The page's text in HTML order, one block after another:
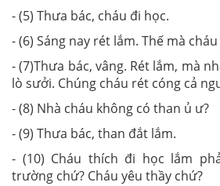
- (5) Thưa bác, cháu đi học.
- (6) Sáng nay rét lắm. Thế mà
- (7)Thưa bác, vâng. Rét lắm, mà
lò sưởi. Chúng cháu rét cóng cả
- (8) Nhà cháu không có than ủ ư?
- (9) Thưa bác, than đắt lắm.
- (10) Cháu thích đi học lắm
trường chứ? Cháu yêu thầy chứ?